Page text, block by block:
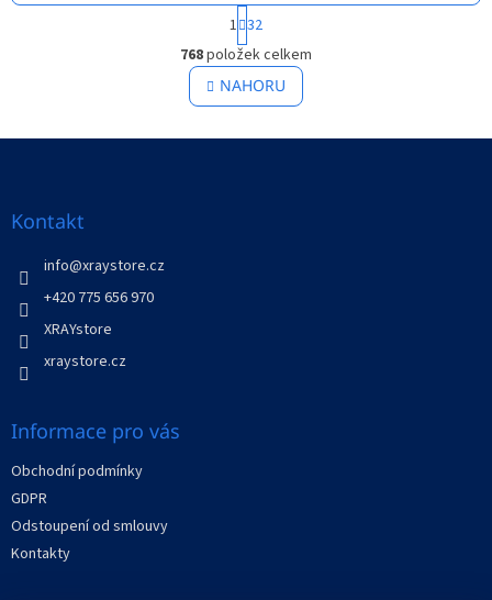
O
v
l
á
S
t
r
á
n
k
v
1 32
768položek celkem
NAHORU
Kontakt
info@xraystore.cz
+420 775 656 970
XRAYstore
xraystore.cz
Informace pro vás
Obchodní podmínky
GDPR
Odstoupení od smlouvy
Kontakty